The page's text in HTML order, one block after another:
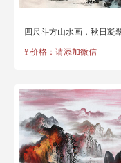
四尺斗方山水画，秋日凝
¥ 价格：请添加微信